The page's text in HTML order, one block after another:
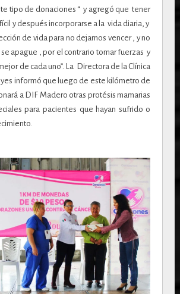
tipo de donaciones “ y agregó que tener
y después incorporarse a la vida diaria, y
de vida para no dejarnos vencer , y no
apague , por el contrario tomar fuerzas y
de cada uno”. La Directora de la Clínica
informó que luego de este kilómetro de
a DIF Madero otras protésis mamarias
para pacientes que hayan sufrido o